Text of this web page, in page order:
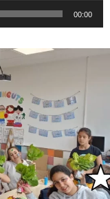
00:00